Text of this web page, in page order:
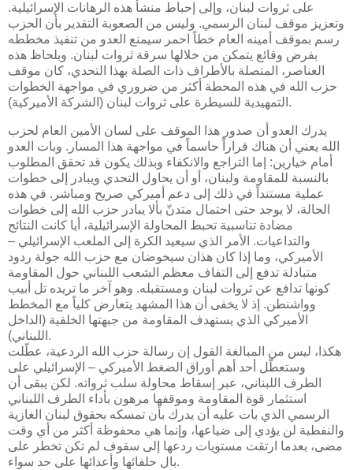
على ثروات لبنان، وإلى إحباط منشأ هذه الرهانات الإسرائيلية.
وتعزيز موقف لبنان الرسمي. وليس من الصعوبة التقدير بأن الحزب
رسم بموقف أمينه العام خطاً احمر سيمنع العدو من تنفيذ مخططه
بفرض وقائع يتمكن من خلالها سرقة ثروات لبنان. وبلحاظ هذه
العناصر، المتصلة بالأطراف ذات الصلة بهذا التحدي، كان موقف
حزب الله في هذه المحطة أكثر من ضروري في مواجهة الخطوات
التمهيدية للسيطرة على ثروات لبنان (الشركة الأميركية).
يدرك العدو أن صدور هذا الموقف على لسان الأمين العام لحزب
الله يعني أن هناك قراراً حاسماً في مواجهة هذا المسار. وبات العدو
أمام خيارين: إما التراجع والانكفاء وبذلك يكون قد تحقق المطلوب
بالنسبة للمقاومة ولبنان، أو أن يحاول التحدي ويبادر إلى خطوات
عملية مستنداً في ذلك إلى دعم أميركي صريح ومباشر. في هذه
الحالة، لا يوجد حتى احتمال متدنّ بألا يبادر حزب الله إلى خطوات
مضادة تناسبية تحبط المحاولة الإسرائيلية، أيا كانت النتائج
والتداعيات. الأمر الذي سيعيد الكرة إلى الملعب الإسرائيلي –
الأميركي، وما إذا كان هذان سيخوضان مع حزب الله جولة ردود
متبادلة تدفع إلى التفاف معظم الشعب اللبناني حول المقاومة
كونها تدافع عن ثروات لبنان ومستقبله. وهو آخر ما تريده تل أبيب
وواشنطن. إذ لا يخفى أن هذا المشهد يتعارض كلياً مع المخطط
الأميركي الذي يستهدف المقاومة من جبهتها الخلفية (الداخل
اللبناني).
هكذا، ليس من المبالغة القول إن رسالة حزب الله الردعية، عطّلت
وستعطّل أحد أهم أوراق الضغط الأميركي – الإسرائيلي على
الطرف اللبناني، عبر إسقاط محاولة سلب ثرواته. لكن يبقى أن
استثمار قوة المقاومة وموقفها مرهون بأداء الطرف اللبناني
الرسمي الذي بات عليه أن يدرك بأن تمسكه بحقوق لبنان الغازية
والنفطية لن يؤدي إلى ضياعها، وإنما هي محفوظة أكثر من أي وقت
مضى، بعدما ارتقت مستويات ردعها إلى سقوف لم تكن تخطر على
بال حلفائها وأعدائها على حد سواء.